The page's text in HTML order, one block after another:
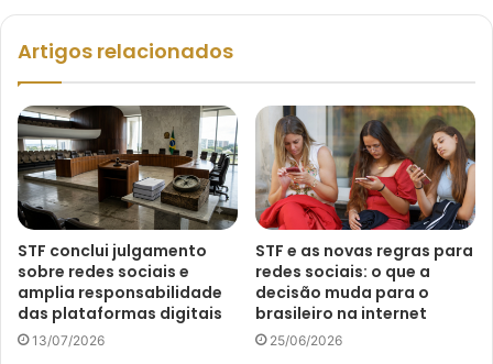
Artigos relacionados
STF conclui julgamento
sobre redes sociais e
amplia responsabilidade
das plataformas digitais
13/07/2026
STF e as novas regras para
redes sociais: o que a
decisão muda para o
brasileiro na internet
25/06/2026